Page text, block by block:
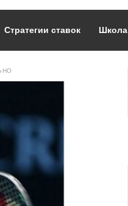
Стратегии ставок Школа